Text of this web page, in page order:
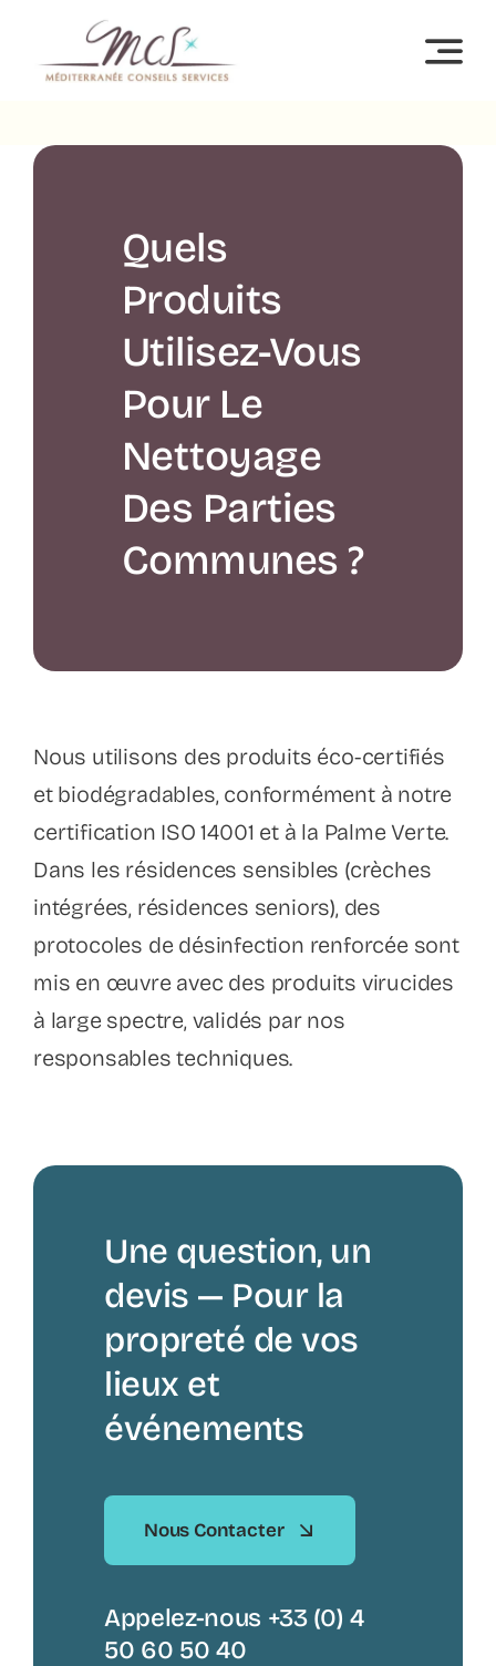
contenu
Quels
Produits
Utilisez-Vous
Pour Le
Nettoyage
Des Parties
Communes ?
Nous utilisons des produits éco-certifiés
et biodégradables, conformément à notre
certification ISO 14001 et à la Palme Verte.
Dans les résidences sensibles (crèches
intégrées, résidences seniors), des
protocoles de désinfection renforcée sont
mis en œuvre avec des produits virucides
à large spectre, validés par nos
responsables techniques.
Une question, un
devis — Pour la
propreté de vos
lieux et
événements
Nous Contacter
Appelez-nous +33 (0) 4
50 60 50 40